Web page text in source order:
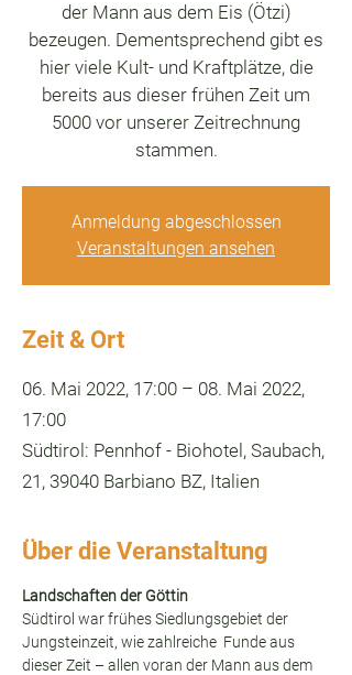
der Mann aus dem Eis (Ötzi)
bezeugen. Dementsprechend gibt es
hier viele Kult- und Kraftplätze, die
bereits aus dieser frühen Zeit um
5000 vor unserer Zeitrechnung
stammen.
Anmeldung abgeschlossen
Veranstaltungen ansehen
Zeit & Ort
06. Mai 2022, 17:00 – 08. Mai 2022,
17:00
Südtirol: Pennhof - Biohotel, Saubach,
21, 39040 Barbiano BZ, Italien
Über die Veranstaltung
Landschaften der Göttin
Südtirol war frühes Siedlungsgebiet der
Jungsteinzeit, wie zahlreiche  Funde aus
dieser Zeit – allen voran der Mann aus dem